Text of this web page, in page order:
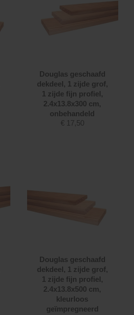
Douglas geschaafd
dekdeel, 1 zijde grof,
1 zijde fijn profiel,
2.4x13.8x300 cm,
onbehandeld
€ 17,50
Douglas geschaafd
dekdeel, 1 zijde grof,
1 zijde fijn profiel,
2.4x13.8x500 cm,
kleurloos
geïmpregneerd